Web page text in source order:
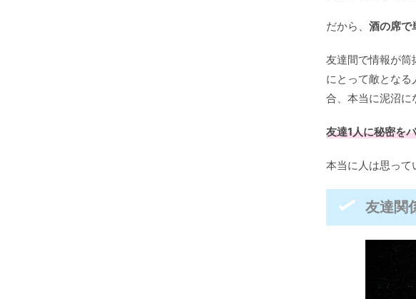
だから、 酒の席で
友達間で情報が筒
にとって敵とな
合、本当に泥沼に
友達1人に秘密を
本当に人は思って
友達関